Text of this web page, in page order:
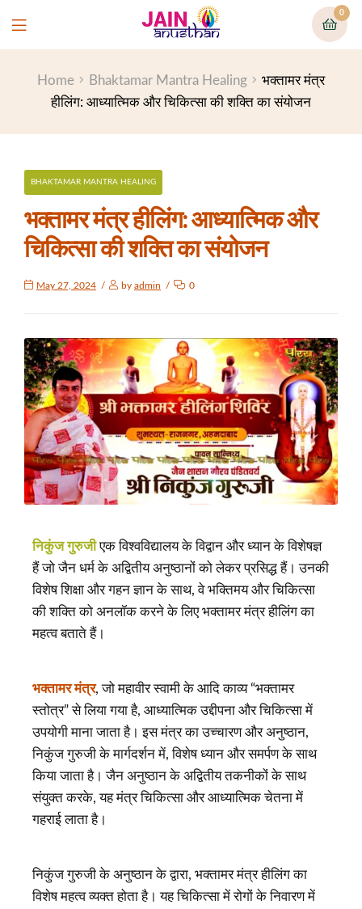
0
Home Bhaktamar Mantra Healing
भक्तामर मंत्र
हीलिंग: आध्यात्मिक और चिकित्सा की शक्ति का संयोजन
BHAKTAMAR MANTRA HEALING
भक्तामर मंत्र हीलिंग: आध्यात्मिक और
चिकित्सा की शक्ति का संयोजन
May 27, 2024 by admin 0
निकुंज गुरुजीएक विश्वविद्यालय के विद्वान और ध्यान के विशेषज्ञ
हैं जो जैन धर्म के अद्वितीय अनुष्ठानों को लेकर प्रसिद्ध हैं। उनकी
विशेष शिक्षा और गहन ज्ञान के साथ, वे भक्तिमय और चिकित्सा
की शक्ति को अनलॉक करने के लिए भक्तामर मंत्र हीलिंग का
महत्व बताते हैं।
भक्तामर मंत्र, जो महावीर स्वामी के आदि काव्य “भक्तामर
स्तोत्र” से लिया गया है, आध्यात्मिक उद्दीपना और चिकित्सा में
उपयोगी माना जाता है। इस मंत्र का उच्चारण और अनुष्ठान,
निकुंज गुरुजी के मार्गदर्शन में, विशेष ध्यान और समर्पण के साथ
किया जाता है। जैन अनुष्ठान के अद्वितीय तकनीकों के साथ
संयुक्त करके, यह मंत्र चिकित्सा और आध्यात्मिक चेतना में
गहराई लाता है।
निकुंज गुरुजी के अनुष्ठान के द्वारा, भक्तामर मंत्र हीलिंग का
विशेष महत्व व्यक्त होता है। यह चिकित्सा में रोगों के निवारण में